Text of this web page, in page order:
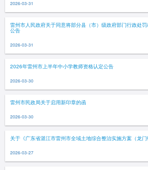
2026-03-31
雷州市人民政府关于同意将部分县（市）级政府部门行政处
公告
2026-03-31
2026年雷州市上半年中小学教师资格认定公告
2026-03-30
雷州市民政局关于启用新印章的函
2026-03-30
关于《广东省湛江市雷州市全域土地综合整治实施方案（龙
2026-03-27